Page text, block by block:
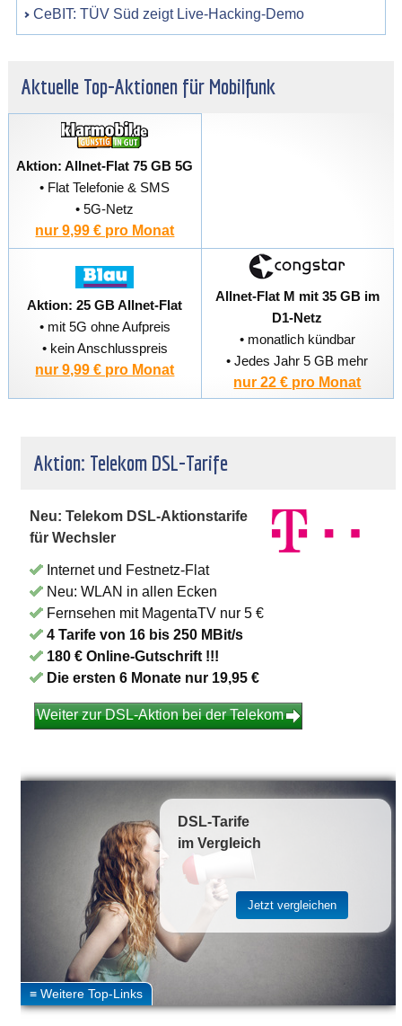
CeBIT: TÜV Süd zeigt Live-Hacking-Demo
Aktuelle Top-Aktionen für Mobilfunk
Aktion: Allnet-Flat 75 GB 5G
• Flat Telefonie & SMS
• 5G-Netz
nur 9,99 € pro Monat
Aktion: 25 GB Allnet-Flat
• mit 5G ohne Aufpreis
• kein Anschlusspreis
nur 9,99 € pro Monat
Allnet-Flat M mit 35 GB im
D1-Netz
• monatlich kündbar
• Jedes Jahr 5 GB mehr
nur 22 € pro Monat
Aktion: Telekom DSL-Tarife
Neu: Telekom DSL-Aktionstarife
für Wechsler
Internet und Festnetz-Flat
Neu: WLAN in allen Ecken
Fernsehen mit MagentaTV nur 5 €
4 Tarife von 16 bis 250 MBit/s
180 € Online-Gutschrift !!!
Die ersten 6 Monate nur 19,95 €
Weiter zur DSL-Aktion bei der Telekom
DSL-Tarife
im Vergleich